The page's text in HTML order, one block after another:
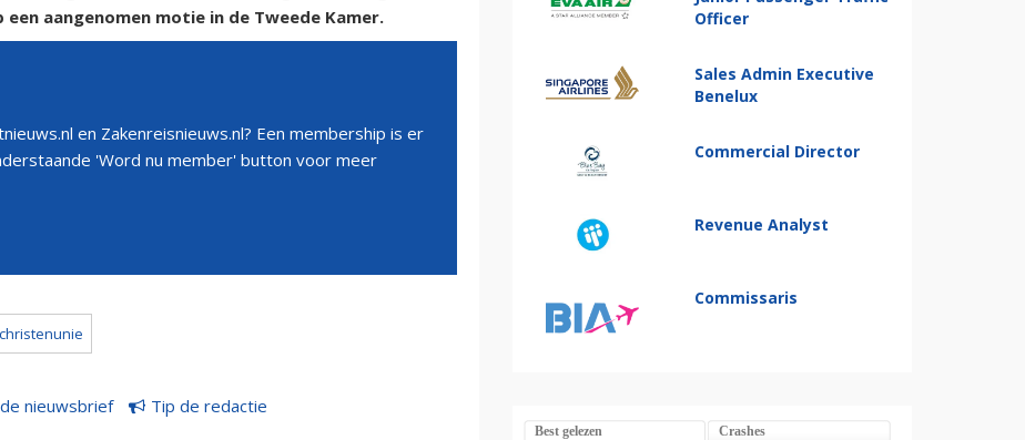
aangenomen motie in de Tweede Kamer.
en Zakenreisnieuws.nl? Een membership is er
'Word nu member' button voor meer
christenunie
nieuwsbrief Tip de redactie
Officer
Sales Admin Executive
Benelux
Commercial Director
Revenue Analyst
Commissaris
Best gelezen Crashes